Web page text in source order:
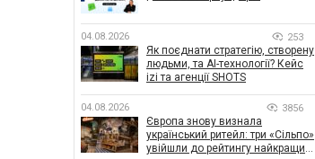
04.08.2026 253
Як поєднати стратегію, створену
людьми, та AI-технології? Кейс
izi та агенції SHOTS
04.08.2026 3856
Європа знову визнала
український ритейл: три «Сільпо»
увійшли до рейтингу найкращих